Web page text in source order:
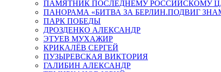
ПАМЯТНИК ПОСЛЕДНЕМУ РОССИЙСКОМУ
ПАНОРАМА «БИТВА ЗА БЕРЛИН.ПОДВИГ
ПАРК ПОБЕДЫ
ДРОЗДЕНКО АЛЕКСАНДР
ЭТУЕВ МУХАЖИР
КРИКАЛЁВ СЕРГЕЙ
ПУЗЫРЕВСКАЯ ВИКТОРИЯ
ГАЛИБИН АЛЕКСАНДР